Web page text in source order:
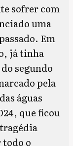
sofrer com
uma
Em
já tinha
segundo
pela
águas
que ficou
o